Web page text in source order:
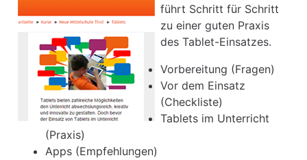
führt Schritt für Schritt
zu einer guten Praxis
des Tablet-Einsatzes.
Vorbereitung (Fragen)
Vor dem Einsatz
(Checkliste)
Tablets im Unterricht
(Praxis)
Apps (Empfehlungen)